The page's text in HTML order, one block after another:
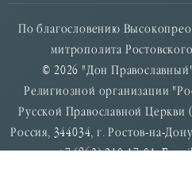
По благословению
митрополита
© 2026 "Дон
Религиозной организации
Русской Православной
Россия, 344034, г. Ростов-на-
+7 (863) 210-17-01. E-